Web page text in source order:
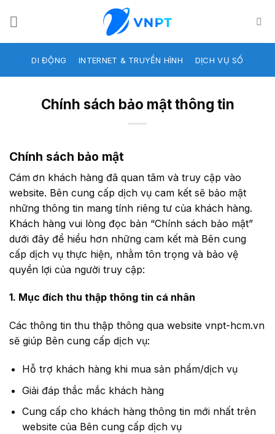
DI ĐỘNG INTERNET & TRUYỀN HÌNH DỊCH VỤ SỐ
Chính sách bảo mật thông tin
Chính sách bảo mật
Cám ơn khách hàng đã quan tâm và truy cập vào
website. Bên cung cấp dịch vụ cam kết sẽ bảo mật
những thông tin mang tính riêng tư của khách hàng.
Khách hàng vui lòng đọc bản “Chính sách bảo mật”
dưới đây để hiểu hơn những cam kết mà Bên cung
cấp dịch vụ thực hiện, nhằm tôn trọng và bảo vệ
quyền lợi của người truy cập:
1. Mục đích thu thập thông tin cá nhân
Các thông tin thu thập thông qua website vnpt-hcm.vn
sẽ giúp Bên cung cấp dịch vụ:
Hỗ trợ khách hàng khi mua sản phẩm/dịch vụ
Giải đáp thắc mắc khách hàng
Cung cấp cho khách hàng thông tin mới nhất trên
website của Bên cung cấp dịch vụ